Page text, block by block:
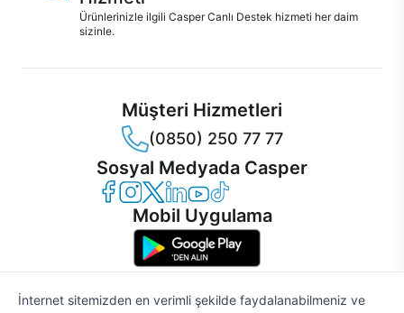
Ürünlerinizle ilgili Casper Canlı Destek hizmeti her daim
sizinle.
Müşteri Hizmetleri
(0850) 250 77 77
Sosyal Medyada Casper
Casper Facebook
Casper Instagram
Casper Twitter
Casper LinkedIn
Casper YouTube
Casper TikTok
Mobil Uygulama
İnternet sitemizden en verimli şekilde faydalanabilmeniz ve